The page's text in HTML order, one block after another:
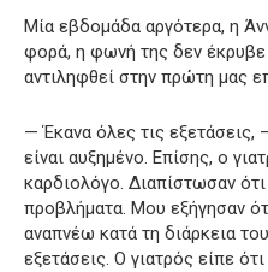
Μία εβδομάδα αργότερα, η
φορά, η φωνή της δεν έκρυβε
αντιληφθεί στην πρώτη μας
— Έκανα όλες τις
είναι αυξημένο. Επίσης, ο
καρδιολόγο. Διαπίστωσαν
προβλήματα. Μου εξήγησαν
αναπνέω κατά τη διάρκεια
εξετάσεις. Ο γιατρός είπε